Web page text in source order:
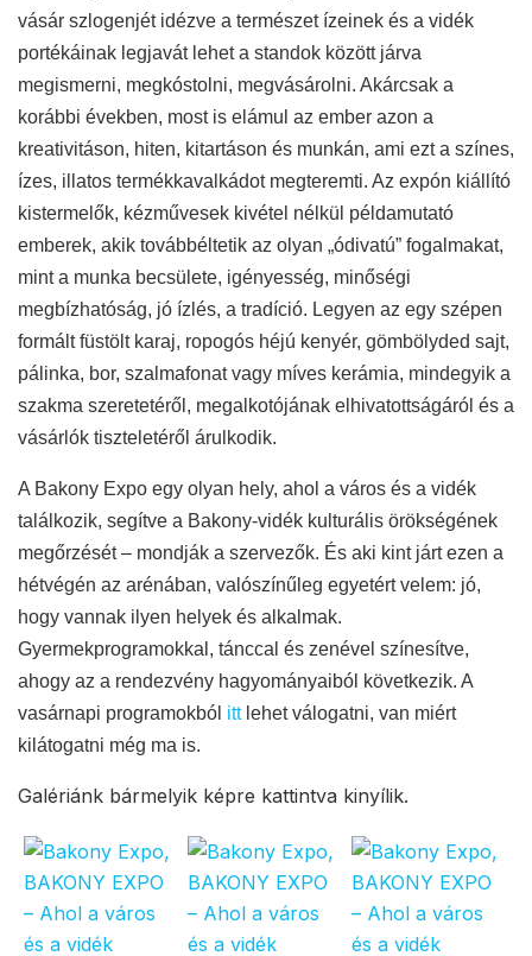
vásár szlogenjét idézve a természet ízeinek és a vidék
portékáinak legjavát lehet a standok között járva
megismerni, megkóstolni, megvásárolni. Akárcsak a
korábbi években, most is elámul az ember azon a
kreativitáson, hiten, kitartáson és munkán, ami ezt a színes,
ízes, illatos termékkavalkádot megteremti. Az expón kiállító
kistermelők, kézművesek kivétel nélkül példamutató
emberek, akik továbbéltetik az olyan „ódivatú” fogalmakat,
mint a munka becsülete, igényesség, minőségi
megbízhatóság, jó ízlés, a tradíció. Legyen az egy szépen
formált füstölt karaj, ropogós héjú kenyér, gömbölyded sajt,
pálinka, bor, szalmafonat vagy míves kerámia, mindegyik a
szakma szeretetéről, megalkotójának elhivatottságáról és a
vásárlók tiszteletéről árulkodik.
A Bakony Expo egy olyan hely, ahol a város és a vidék
találkozik, segítve a Bakony-vidék kulturális örökségének
megőrzését – mondják a szervezők. És aki kint járt ezen a
hétvégén az arénában, valószínűleg egyetért velem: jó,
hogy vannak ilyen helyek és alkalmak.
Gyermekprogramokkal, tánccal és zenével színesítve,
ahogy az a rendezvény hagyományaiból következik. A
vasárnapi programokból ittlehet válogatni, van miért
kilátogatni még ma is.
Galériánk bármelyik képre kattintva kinyílik.